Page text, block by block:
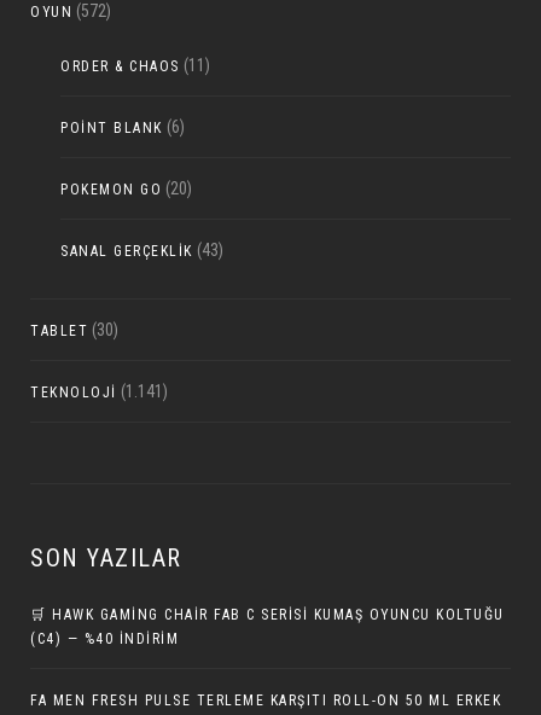
OYUN (572)
ORDER & CHAOS (11)
POINT BLANK (6)
POKEMON GO (20)
SANAL GERÇEKLIK (43)
TABLET (30)
TEKNOLOJI (1.141)
SON YAZILAR
🛒 HAWK GAMING CHAIR FAB C SERISI KUMAŞ OYUNCU KOLTUĞU
(C4) — %40 İNDIRIM
FA MEN FRESH PULSE TERLEME KARŞITI ROLL-ON 50 ML ERKEK